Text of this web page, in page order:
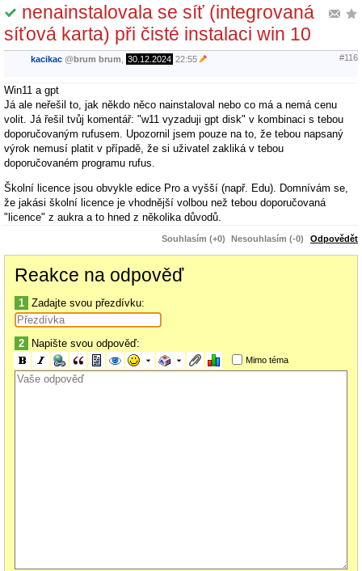
nenainstalovala se síť (integrovaná
síťová karta) při čisté instalaci win 10
kacikac @brum brum 30.12.2024 22:55 #116
Win11 a gpt
Já ale neřešil to, jak někdo něco nainstaloval nebo co má a nemá cenu
volit. Já řešil tvůj komentář: "w11 vyzaduji gpt disk" v kombinaci s tebou
doporučovaným rufusem. Upozornil jsem pouze na to, že tebou napsaný
výrok nemusí platit v případě, že si uživatel zakliká v tebou
doporučovaném programu rufus.
Školní licence jsou obvykle edice Pro a vyšší (např. Edu). Domnívám se,
že jakási školní licence je vhodnější volbou než tebou doporučovaná
"licence" z aukra a to hned z několika důvodů.
Souhlasím (+0) Nesouhlasím (-0) Odpovědět
Reakce na odpověď
1 Zadajte svou přezdívku:
2 Napište svou odpověď:
Mimo téma